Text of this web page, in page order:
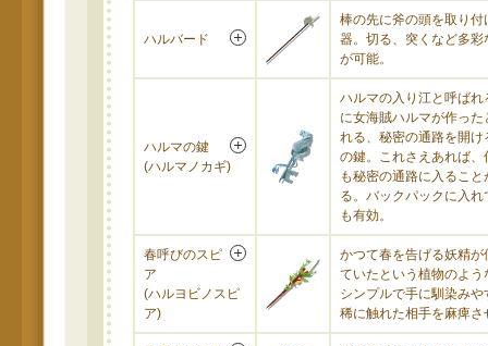
ハルバード
棒の先に斧の頭を取り付
器。切る、突くなど多彩
が可能。
ハルマの鍵
(ハルマノカギ)
ハルマの入り江と呼ばれ
に女海賊ハルマが作った
れる、秘密の通路を開け
の鍵。これさえあれば、
も秘密の通路に入ること
る。バックパックに入れ
も有効。
春呼びのスピ
ア
(ハルヨビノスピ
ア)
かつて春を告げる妖精が
ていたという植物のよう
シンプルで手に馴染みや
稀に触れた相手を麻痺さ